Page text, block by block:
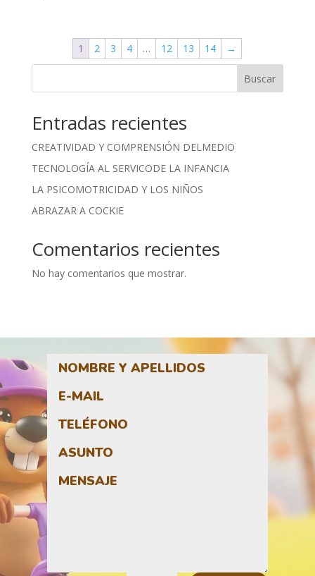
1 2 3 4 … 12 13 14 →
Buscar
Entradas recientes
CREATIVIDAD Y COMPRENSIÓN DELMEDIO
TECNOLOGÍA AL SERVICODE LA INFANCIA
LA PSICOMOTRICIDAD Y LOS NIÑOS
ABRAZAR A COCKIE
Comentarios recientes
No hay comentarios que mostrar.